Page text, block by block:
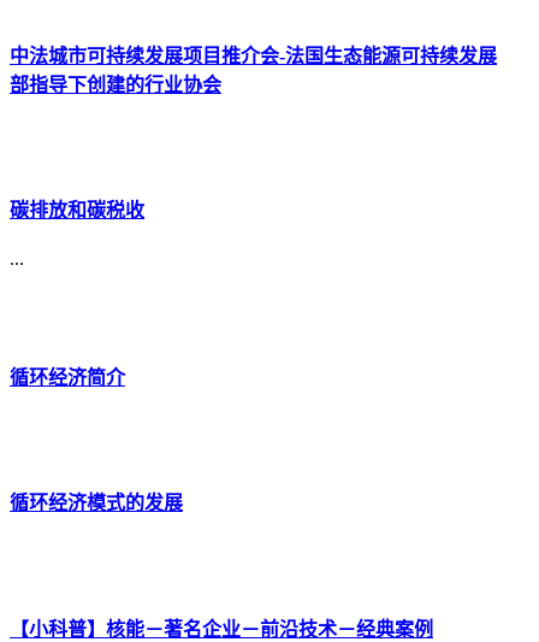
中法城市可持续发展项目推介会-法国生态能源可持续发展
部指导下创建的行业协会
碳排放和碳税收
...
循环经济简介
循环经济模式的发展
【小科普】核能－著名企业－前沿技术－经典案例